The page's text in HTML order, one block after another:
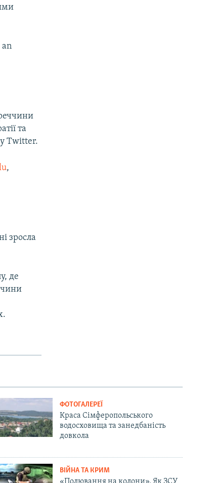
an
та
Twitter.
,
зросла
де
ФОТОГАЛЕРЕЇ
Краса Сімферопольського
водосховища та занедбаність
довкола
ВІЙНА ТА КРИМ
«Полювання на колони». Як ЗСУ